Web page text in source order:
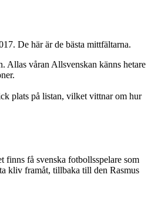
De här är de bästa mittfältarna.
Allas våran Allsvenskan känns hetare
plats på listan, vilket vittnar om hur
få svenska fotbollsspelare som
kliv framåt, tillbaka till den Rasmus